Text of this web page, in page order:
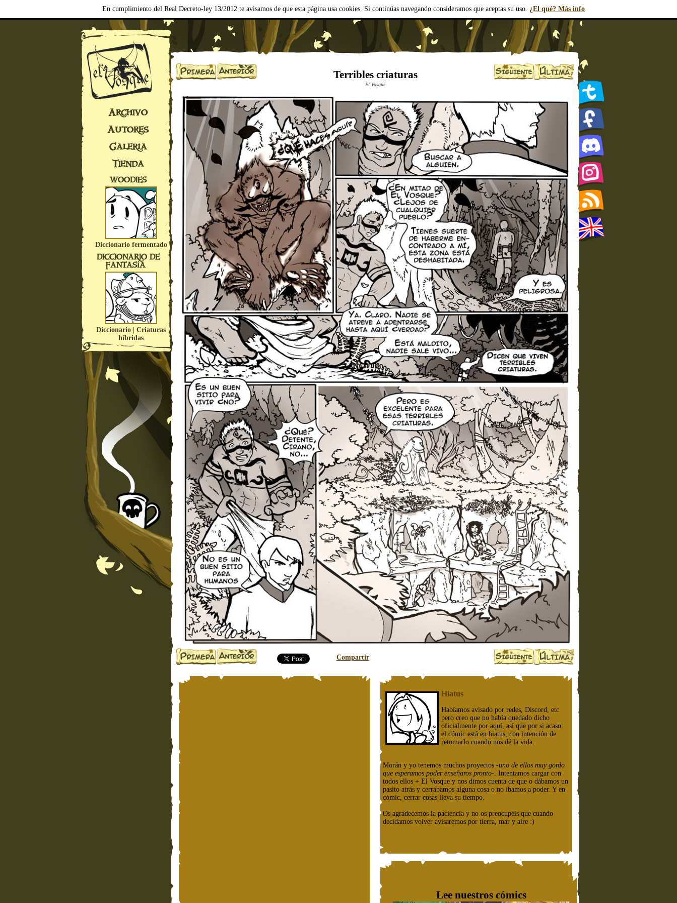
En cumplimiento del Real Decreto-ley 13/2012 te avisamos de que esta página usa cookies. Si continúas navegando consideramos que aceptas su uso. ¿El qué? Más info
Archivo
Autores
Galería
Tienda
WOODIES
Diccionario fermentado
DICCIONARIO DE
FANTASÍA
Diccionario | Criaturas
híbridas
Terribles criaturas
El Vosque
Compartir
Hiatus
Habíamos avisado por redes, Discord, etc
pero creo que no había quedado dicho
oficialmente por aquí, así que por si acaso:
el cómic está en hiatus, con intención de
retomarlo cuando nos dé la vida.
Morán y yo tenemos muchos proyectos -uno de ellos muy gordo
que esperamos poder enseñaros pronto-. Intentamos cargar con
todos ellos + El Vosque y nos dimos cuenta de que o dábamos un
pasito atrás y cerrábamos alguna cosa o no íbamos a poder. Y en
cómic, cerrar cosas lleva su tiempo.
Os agradecemos la paciencia y no os preocupéis que cuando
decidamos volver avisaremos por tierra, mar y aire :)
Lee nuestros cómics